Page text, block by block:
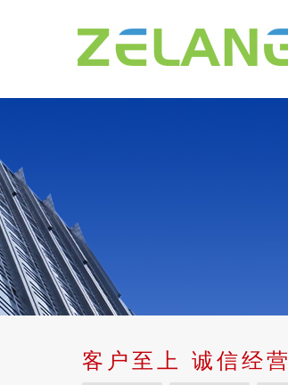
客户至上 诚信经营